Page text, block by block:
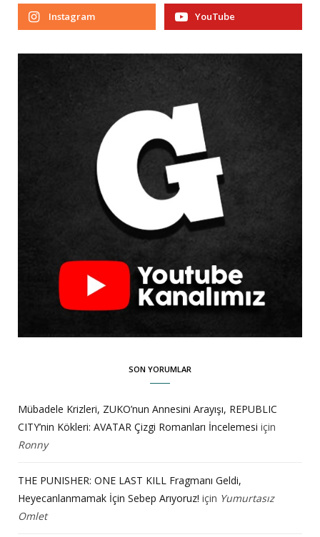
Instagram YouTube
SON YORUMLAR
Mübadele Krizleri, ZUKO’nun Annesini Arayışı, REPUBLIC
CITY’nin Kökleri: AVATAR Çizgi Romanları İncelemesi için
Ronny
THE PUNISHER: ONE LAST KILL Fragmanı Geldi,
Heyecanlanmamak İçin Sebep Arıyoruz! için Yumurtasız
Omlet